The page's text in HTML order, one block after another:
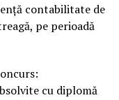
contabilitate de
pe perioadă
cu diplomă